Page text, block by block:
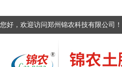
您好，欢迎访问郑州锦农科技有限公司！